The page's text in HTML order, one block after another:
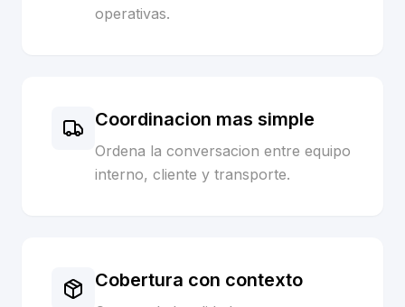
operativas.
Coordinacion mas simple
Ordena la conversacion entre equipo
interno, cliente y transporte.
Cobertura con contexto